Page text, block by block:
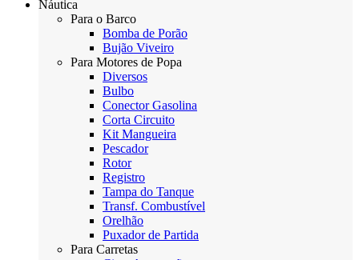
Náutica
Para o Barco
Bomba de Porão
Bujão Viveiro
Para Motores de Popa
Diversos
Bulbo
Conector Gasolina
Corta Circuito
Kit Mangueira
Pescador
Rotor
Registro
Tampa do Tanque
Transf. Combustível
Orelhão
Puxador de Partida
Para Carretas